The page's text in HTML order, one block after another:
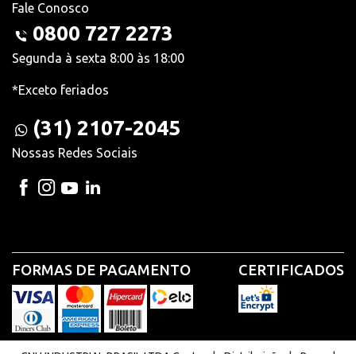
Fale Conosco
0800 727 2273
Segunda à sexta 8:00 às 18:00
*Exceto feriados
(31) 2107-2045
Nossas Redes Sociais
FORMAS DE PAGAMENTO CERTIFICADOS